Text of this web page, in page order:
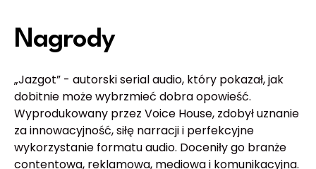
Nagrody
„Jazgot” - autorski serial audio, który pokazał, jak
dobitnie może wybrzmieć dobra opowieść.
Wyprodukowany przez Voice House, zdobył uznanie
za innowacyjność, siłę narracji i perfekcyjne
wykorzystanie formatu audio. Doceniły go branże
contentowa, reklamowa, mediowa i komunikacyjna.